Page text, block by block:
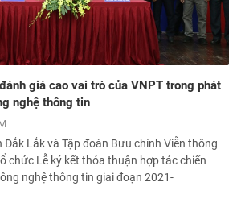
giá cao vai trò của VNPT trong phát
nghệ thông tin
Đắk Lắk và Tập đoàn Bưu chính Viễn thông
chức Lễ ký kết thỏa thuận hợp tác chiến
nghệ thông tin giai đoạn 2021-